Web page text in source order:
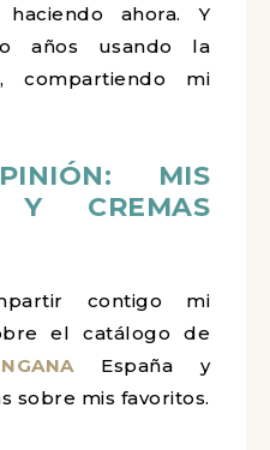
ahora. Y
años usando la
compartiendo mi
MIS
Y CREMAS
contigo mi
el catálogo de
España y
sobre mis favoritos.